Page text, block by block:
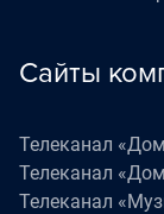
Сайты
Телеканал
Телеканал
Телеканал